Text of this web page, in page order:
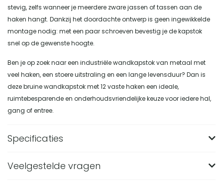
stevig, zelfs wanneer je meerdere zware jassen of tassen aan de
haken hangt. Dankzij het doordachte ontwerp is geen ingewikkelde
montage nodig: met een paar schroeven bevestig je de kapstok
snel op de gewenste hoogte.
Ben je op zoek naar een industriële wandkapstok van metaal met
veel haken, een stoere uitstraling en een lange levensduur? Dan is
deze bruine wandkapstok met 12 vaste haken een ideale,
ruimtebesparende en onderhoudsvriendelijke keuze voor iedere hal,
gang of entree.
Specificaties
Merk
Veelgestelde vragen